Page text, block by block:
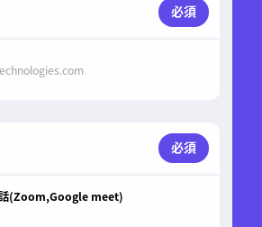
必須
必須
話(Zoom,Google meet)